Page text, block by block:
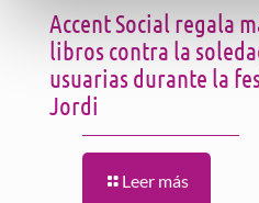
Accent Social regala
libros contra la
usuarias durante la
Jordi
Leer más